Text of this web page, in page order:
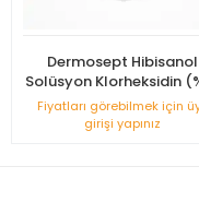
Dermosept Hibisanol
Solüsyon Klorheksidin
Alkollü - 500ml
Fiyatları görebilmek için
girişi yapınız